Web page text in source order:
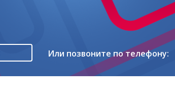
Или позвоните по телефону: